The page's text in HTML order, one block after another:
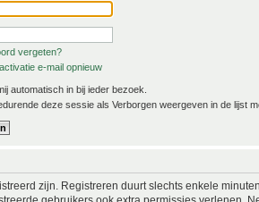
vergeten?
e-mail opnieuw
automatisch in bij ieder bezoek.
deze sessie als Verborgen weergeven in de lijst
zijn. Registreren duurt slechts enkele